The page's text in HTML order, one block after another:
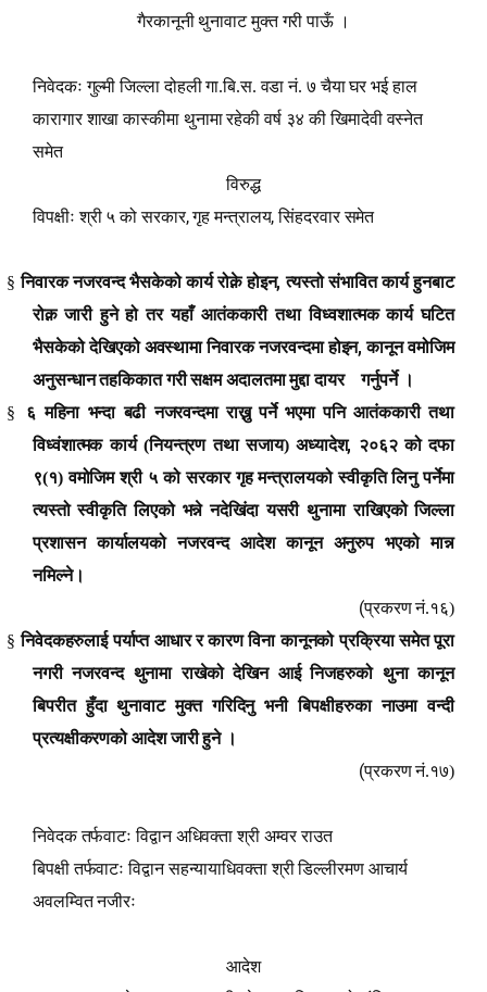
गैरकानूनी थुनावाट मुक्त गरी पाऊँ ।
निवेदकः गुल्मी जिल्ला दोहली गा.बि.स. वडा नं. ७ चैया घर भई हाल
कारागार शाखा कास्कीमा थुनामा रहेकी वर्ष ३४ की खिमादेवी वस्नेत
समेत
विरुद्ध
विपक्षीः श्री ५ को सरकार,गृह मन्त्रालय,सिंहदरवार समेत
§ निवारक नजरवन्द भैसकेको कार्य रोक्ने होइन,त्यस्तो संभावित कार्य हुनबाट
रोक्न जारी हुने हो तर यहाँ आतंककारी तथा विध्वशात्मक कार्य घटित
भैसकेको देखिएको अवस्थामा निवारक नजरवन्दमा होइन,कानून वमोजिम
अनुसन्धान तहकिकात गरी सक्षम अदालतमा मुद्दा दायर गर्नुपर्ने ।
§
६ महिना भन्दा बढी नजरवन्दमा राख्नु पर्ने भएमा पनि आतंककारी तथा
विध्वंशात्मक कार्य (नियन्त्रण तथा सजाय) अध्यादेश, २०६२ को दफा
९(१) वमोजिम श्री ५ को सरकार गृह मन्त्रालयको स्वीकृति लिनु पर्नेमा
त्यस्तो स्वीकृति लिएको भन्ने नदेखिंदा यसरी थुनामा राखिएको जिल्ला
प्रशासन कार्यालयको नजरवन्द आदेश कानून अनुरुप भएको मान्न
नमिल्ने।
(प्रकरण नं.१६)
§ निवेदकहरुलाई पर्याप्त आधार र कारण विना कानूनको प्रक्रिया समेत पूरा
नगरी नजरवन्द थुनामा राखेको देखिन आई निजहरुको थुना कानून
बिपरीत हुँदा थुनावाट मुक्त गरिदिनु भनी बिपक्षीहरुका नाउमा वन्दी
प्रत्यक्षीकरणको आदेश जारी हुने ।
(प्रकरण नं.१७)
निवेदक तर्फवाटः विद्वान अधिवक्ता श्री अम्वर राउत
बिपक्षी तर्फवाटः विद्वान सहन्यायाधिवक्ता श्री डिल्लीरमण आचार्य
अवलम्वित नजीरः
आदेश